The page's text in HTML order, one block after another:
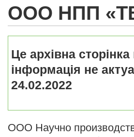
ООО НПП
Це архівна
інформація не
24.02.2022
ООО Научно